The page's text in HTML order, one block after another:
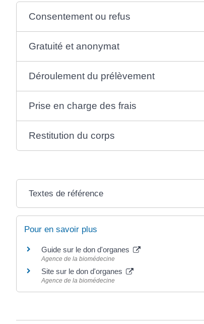
Consentement ou refus
Gratuité et anonymat
Déroulement du prélèvement
Prise en charge des frais
Restitution du corps
Textes de référence
Pour en savoir plus
Guide sur le don d'organes
Agence de la biomédecine
Site sur le don d'organes
Agence de la biomédecine